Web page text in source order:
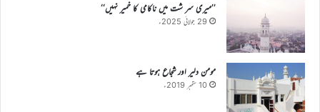
’’میری سر شت میں ناکامی کا خمیر نہیں‘‘
29 جولائی 2025ء
مومن دلیر اور شجاع ہوتا ہے
10 ستمبر 2019ء